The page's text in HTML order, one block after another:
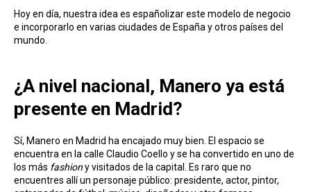
Hoy en día, nuestra idea es españolizar este modelo de negocio
e incorporarlo en varias ciudades de España y otros países del
mundo.
¿A nivel nacional, Manero ya está
presente en Madrid?
Sí, Manero en Madrid ha encajado muy bien. El espacio se
encuentra en la calle Claudio Coello y se ha convertido en uno de
los más fashiony visitados de la capital. Es raro que no
encuentres allí un personaje público: presidente, actor, pintor,